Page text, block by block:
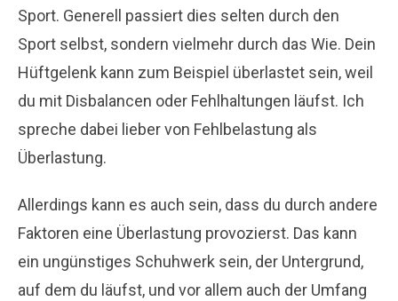
Sport. Generell passiert dies selten durch den
Sport selbst, sondern vielmehr durch das Wie. Dein
Hüftgelenk kann zum Beispiel überlastet sein, weil
du mit Disbalancen oder Fehlhaltungen läufst. Ich
spreche dabei lieber von Fehlbelastung als
Überlastung.
Allerdings kann es auch sein, dass du durch andere
Faktoren eine Überlastung provozierst. Das kann
ein ungünstiges Schuhwerk sein, der Untergrund,
auf dem du läufst, und vor allem auch der Umfang